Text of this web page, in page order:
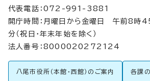
代表電話：072-991-3881
開庁時間：月曜日から金曜日 午前8時
分（祝日・年末年始を除く）
法人番号：8000020272124
八尾市役所（本館・西館）のご案内 各課